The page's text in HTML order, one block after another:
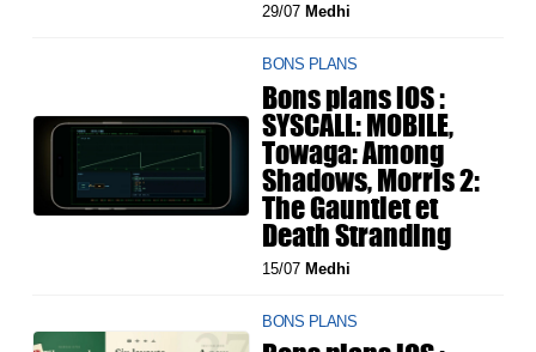
29/07Medhi
BONS PLANS
Bons plans iOS :
SYSCALL: MOBILE,
Towaga: Among
Shadows, Morris 2:
The Gauntlet et
Death Stranding
15/07Medhi
BONS PLANS